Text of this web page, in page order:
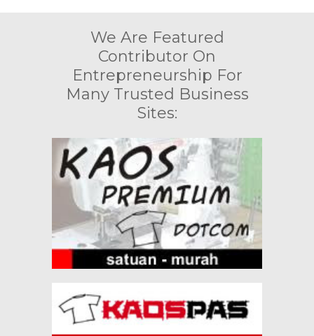
We Are Featured
Contributor On
Entrepreneurship For
Many Trusted Business
Sites: